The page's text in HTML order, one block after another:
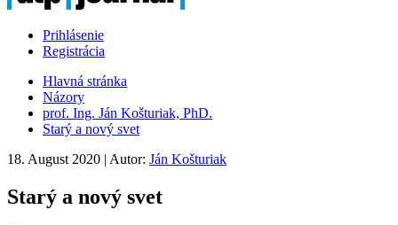
Prihlásenie
Registrácia
Hlavná stránka
Názory
prof. Ing. Ján Košturiak, PhD.
Starý a nový svet
18. August 2020 | Autor: Ján Košturiak
Starý a nový svet